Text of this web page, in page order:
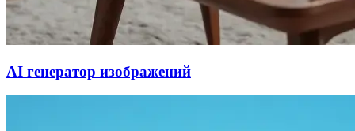
AI генератор изображений